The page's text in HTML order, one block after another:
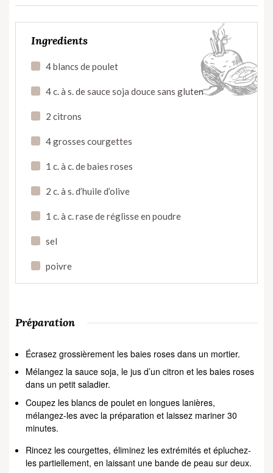
Ingredients
4 blancs de poulet
4 c. à s. de sauce soja douce sans gluten
2 citrons
4 grosses courgettes
1 c. à c. de baies roses
2 c. à s. d’huile d’olive
1 c. à c. rase de réglisse en poudre
sel
poivre
Préparation
Écrasez grossièrement les baies roses dans un mortier.
Mélangez la sauce soja, le jus d’un citron et les baies roses
dans un petit saladier.
Coupez les blancs de poulet en longues lanières,
mélangez-les avec la préparation et laissez mariner 30
minutes.
Rincez les courgettes, éliminez les extrémités et épluchez-
les partiellement, en laissant une bande de peau sur deux.